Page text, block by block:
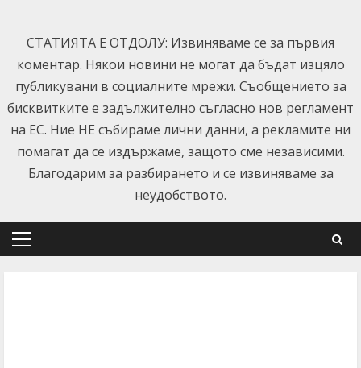
content
СТАТИЯТА Е ОТДОЛУ: Извиняваме се за първия
коментар. Някои новини не могат да бъдат изцяло
публикувани в социалните мрежи. Съобщението за
бисквитките е задължително съгласно нов регламент
на ЕС. Ние НЕ събираме лични данни, а рекламите ни
помагат да се издържаме, защото сме независими.
Благодарим за разбирането и се извиняваме за
неудобството.
Primary